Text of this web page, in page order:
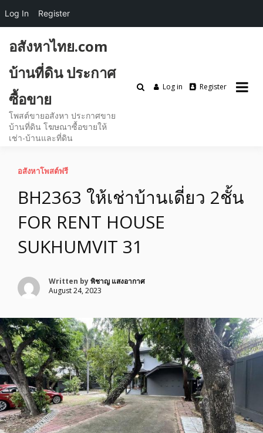
content
อสังหาไทย.com
บ้านที่ดิน ประกาศ
ซื้อขาย
โพสต์ขายอสังหา ประกาศขาย
บ้านที่ดิน โฆษณาซื้อขายให้
เช่า-บ้านและที่ดิน
Log in Register
อสังหาโพสต์ฟรี
BH2363 ให้เช่าบ้านเดี่ยว 2ชั้น
FOR RENT HOUSE
SUKHUMVIT 31
Written byพิชาญ แสงอากาศ
August 24, 2023
Log In Register